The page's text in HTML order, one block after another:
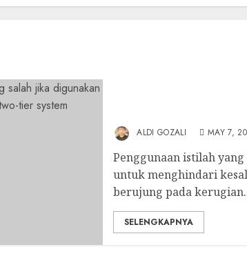
ALDI GOZALI MAY 7,
Penggunaan istilah
untuk menghindari
berujung pada
SELENGKAPNYA